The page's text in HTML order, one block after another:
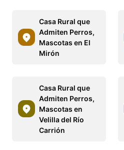
Casa Rural que
Admiten Perros,
Mascotas en El
Mirón
Casa Rural que
Admiten Perros,
Mascotas en
Velilla del Río
Carrión